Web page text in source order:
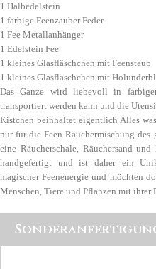
1 Halbedelstein
1 farbige Feenzauber Feder
1 Fee Metallanhänger
1 Edelstein Fee
1 kleines Glasfläschchen mit Feenstaub
1 kleines Glasfläschchen mit
Das Ganze wird liebevoll in
transportiert werden kann und die
Kistchen beinhaltet eigentlich Alles
nur für die Feen Räuchermischung
eine Räucherschale, Räuchersand
handgefertigt und ist daher ein
magischer Feenenergie und möchten
Menschen, Tiere und Pflanzen mit ihrer